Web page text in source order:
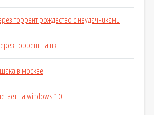
торрент рождество с неудачниками
торрент на пк
в москве
на windows 10